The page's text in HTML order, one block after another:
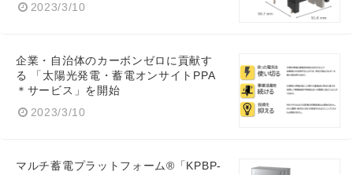
2023/3/10
企業・自治体のカーボンゼロに貢献す
る 「太陽光発電・蓄電オンサイトPPA
＊サービス」を開始
2023/3/10
マルチ蓄電プラットフォーム®「KPBP-